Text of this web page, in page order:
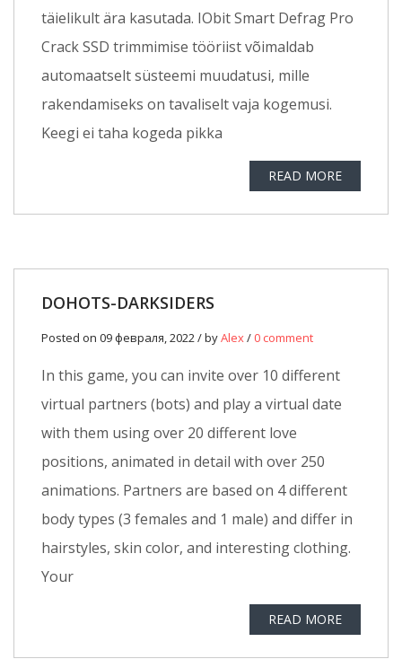
täielikult ära kasutada. IObit Smart Defrag Pro
Crack SSD trimmimise tööriist võimaldab
automaatselt süsteemi muudatusi, mille
rakendamiseks on tavaliselt vaja kogemusi.
Keegi ei taha kogeda pikka
READ MORE
DOHOTS-DARKSIDERS
Posted on 09 февраля, 2022 / byAlex/ 0 comment
In this game, you can invite over 10 different
virtual partners (bots) and play a virtual date
with them using over 20 different love
positions, animated in detail with over 250
animations. Partners are based on 4 different
body types (3 females and 1 male) and differ in
hairstyles, skin color, and interesting clothing.
Your
READ MORE